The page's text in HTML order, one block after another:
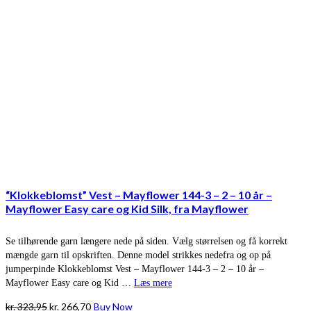
“Klokkeblomst” Vest – Mayflower 144-3 – 2 – 10 år –
Mayflower Easy care og Kid Silk, fra Mayflower
Se tilhørende garn længere nede på siden. Vælg størrelsen og få korrekt
mængde garn til opskriften. Denne model strikkes nedefra og op på
jumperpinde Klokkeblomst Vest – Mayflower 144-3 – 2 – 10 år –
Mayflower Easy care og Kid … Læs mere
kr.323,95Den
kr. 266,70Den
Buy Now